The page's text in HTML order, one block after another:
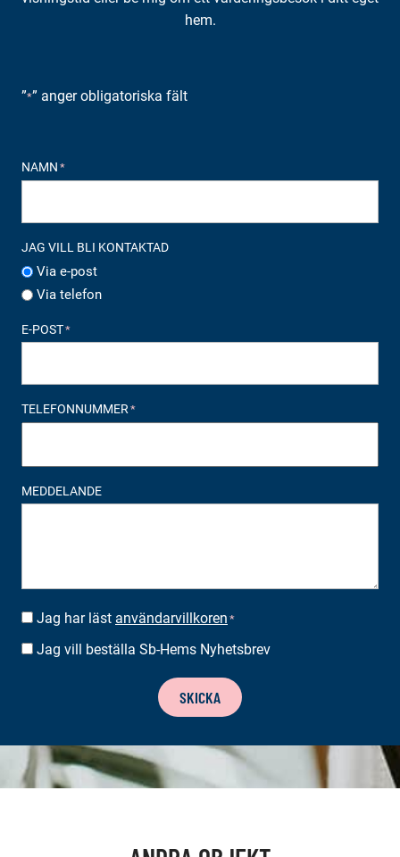
hem.
”*” anger obligatoriska fält
NAMN *
JAG VILL BLI KONTAKTAD
Via e-post
Via telefon
E-POST*
TELEFONNUMMER*
MEDDELANDE
SUOSTUMUS *
Jag har läst användarvillkoren *
BESTÄLLA
Jag vill beställa Sb-Hems Nyhetsbrev
SKICKA